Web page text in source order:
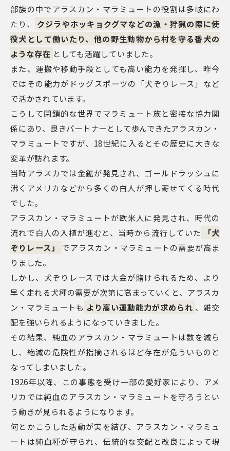
部族の中でアラスカン・マラミュートの役割は多岐にわ
たり、
クジラやホッキョクグマなどの漁・狩猟の際に使
役犬として働いたり、他の野生動物から村を守る番犬の
ような存在 としても活躍していました。
また、運搬や移動手段としても高い能力を発揮し、昨今
ではその能力がドッグスポーツの「犬ぞりレース」など
で活かされています。
こうして閉鎖的な世界でマラミュート族と密接な協力関
係にあり、良きパートナーとして歩んできたアラスカン・
マラミュートですが、18世紀に入るとその歴史に大きな
変革が訪れます。
当時アラスカでは金鉱が発見され、ゴールドラッシュに
沸くアメリカなどから多くの白人が押し寄せてくる時代
でした。
アラスカン・マラミュートが欧米人に発見され、時代の
流れで白人の入植が進むと、当時から流行していた
「犬
ぞりレース」
でアラスカン・マラミュートの需要が高ま
りました。
しかし、犬ぞりレースでは大金が賭けられるため、より
早く走れる犬種の需要が次第に高まっていくと、アラスカ
ン・マラミュートも より高い運動能力が求められ 、雑交
配を強いられるようになっていきました。
その結果、純血のアラスカン・マラミュートは数を減ら
し、絶滅の危険性が指摘されるほど存在が危ういものと
なってしまいました。
1926年以降、この事態を受け一部の愛好家により、アメ
リカでは純血のアラスカン・マラミュートを守ろうとい
う動きが見られるようになります。
何とかこうした活動が実を結び、アラスカン・マラミュ
ートは純血種が守られ、伝統的な交配と改良によって現